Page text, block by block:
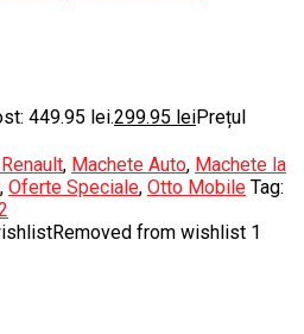
449.95 lei.299.95 leiPrețul
, Machete Auto, Machete la
, Oferte Speciale, Otto Mobile Tag:
Removed from wishlist 1